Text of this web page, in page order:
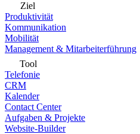
Ziel
Produktivität
Kommunikation
Mobilität
Management & Mitarbeiterführung
Tool
Telefonie
CRM
Kalender
Contact Center
Aufgaben & Projekte
Website-Builder